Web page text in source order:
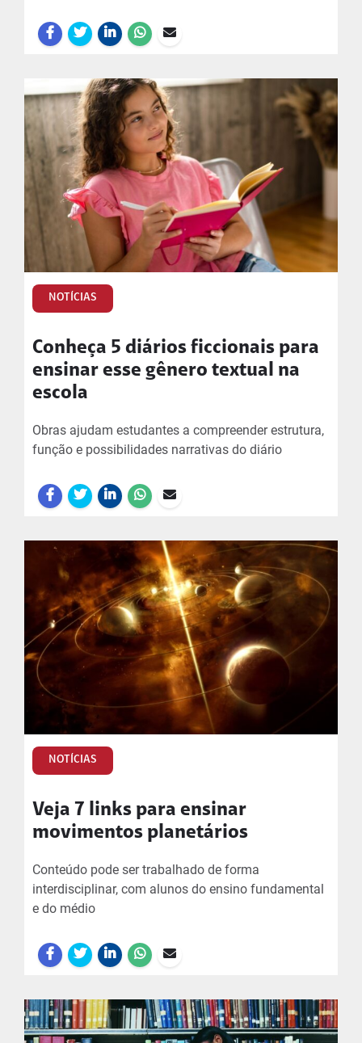
NOTÍCIAS
Conheça 5 diários ficcionais para
ensinar esse gênero textual na
escola
Obras ajudam estudantes a compreender estrutura,
função e possibilidades narrativas do diário
NOTÍCIAS
Veja 7 links para ensinar
movimentos planetários
Conteúdo pode ser trabalhado de forma
interdisciplinar, com alunos do ensino fundamental
e do médio